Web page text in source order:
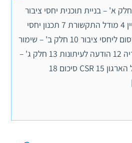
תוכן הענייניים מבוא 3 חלק א' – בניית תוכנית יחסי ציבור
ע"פ הגלגל של ברנשטיין 4 מודל התקשורת 7 תכנון יחסי
ציבור 8 הבדלים בין פרסום ליחסי ציבור 10 חלק ב' – שימור
וטיפוח קשרים עם המדיה 12 הודעה לעיתונות 13 חלק ג' –
האחריות החברתית של הארגון CSR 15 סיכום 18